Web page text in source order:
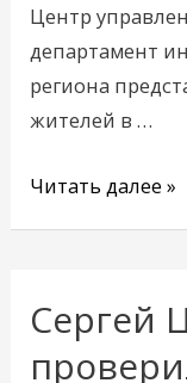
Центр
департамент
региона
жителей в …
Читать далее »
Сергей
Сергей
Цивилев